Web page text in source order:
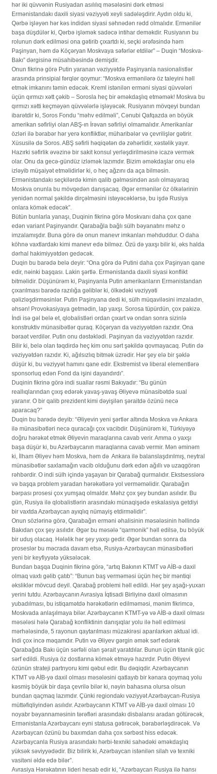
hər iki qüvvənin Rusiyadan asılılıq məsələsini dərk etməsi
Ermənistandakı daxili siyasi vəziyyəti xeyli sadələşdirir. Aydın oldu ki,
Qərbə işləyən hər kəs indidən siyasi səhnədən rədd olmalıdır. Ermənilər
başa düşdülər ki, Qərbə işləmək sadəcə intihar deməkdir. Rusiyanın bu
rolunun dərk edilməsi ona gətirib çıxartdı ki, seçki ərəfəsində həm
Paşinyan, həm də Köçəryan Moskvaya səfərlər etdilər” – Duqin “Moskva-
Bakı” dərgisinə müsahibəsində demişdir.
Onun fikrinə görə Putin yaranan vəziyyətdə Paşinyanla nasionalistlər
arasında prinsipial fərqlər qoymur: “Moskva ermənilərə öz taleyini həll
etmək imkanını təmin edəcək. Kreml istənilən erməni siyasi qüvvələri
üçün qırmızı xətt çəkib – Sorosla heç bir əməkdaşlıq etməmək! Moskva bu
qırmızı xətti keçməyən qüvvələrlə işləyəcək. Rusiyanın mövqeyi bundan
ibarətdir ki, Soros Fondu “məhv edilməli”, Cənubi Qafqazda ən böyük
amerikan səfirliyi olan ABŞ-ın İrəvan səfirliyi olmamalıdır. Amerikanlar
özləri ilə bərabər hər yerə konfliktlər, müharibələr və çevrilişlər gətirir.
Xüsusilə də Soros. ABŞ səfirli həqiqətən də zəhərlidir, xəstəlik yayır.
Hazırki səfirlik əvəzinə bir sakit konsul yerləşdirilməsinə icazə vermək
olar. Onu da gecə-gündüz izləmək lazımdır. Bizim əməkdaşlar onu elə
izləyib müşaiyət etməlidirlər ki, o heç ağzını da aça bilməsin.
Ermənistandakı seçkilərdə kimin qalib gəlməsindən asılı olmayaraq
Moskva onunla bu mövqedən danışacaq. Əgər ermənilər öz ölkələrinin
yenidən normal şəkildə dirçəlməsini istəyəcəklərsə, bu işdə Rusiya
onlara kömək edəcək”.
Bütün bunlarla yanaşı, Duqinin fikrinə görə Moskvanı daha çox qane
edən variant Paşinyandır. Qarabağla bağlı sülh bəyanatını məhz o
imzalamışdır. Buna görə də onun manevr imkanları məhduddur. O daha
köhnə vaxtlardakı kimi manevr edə bilməz. Özü də yaxşı bilir ki, əks halda
dərhal hakimiyyətdən gedəcək.
Duqin bu barədə belə deyir: “Ona görə də Putini daha çox Paşinyan qane
edir, nəinki başqası. Lakin şərtlə. Ermənistanda daxili siyasi konflikt
bitməlidir. Düşünürəm ki, Paşinyanla Putin amerikanların Ermənistandan
çıxarılması barədə razılığa gəliblər ki, ölkədəki vəziyyəti
qəlizləşdirməsinlər. Putin Paşinyana dedi ki, sülh müqaviləsini imzaladın,
əhsən! Provokasiyaya getmədin, lap yaxşı. Sorosa tüpürdün, çox pakizə.
İndi isə gəl belə et, qlobalistləri ordan çıxart və ondan sonra sizinlə
konstruktiv münasibətlər quraq. Köçəryan da vəziyyətdən razıdır. Ona
bəraət verdilər. Putin onu dəstəklədi. Paşinyan da vəziyyətdən razıdır.
Bilir ki, belə olan təqdirdə heç kim onu sərt şəkildə qovmayacaq. Putin də
vəziyyətdən razıdır. Ki, ağılsızlıq bitmək üzrədir. Hər şey elə bir şəklə
düşür ki, bu vəziyyət hamını qane edir. Ekstremist və liberal elementlərə
sponsorluq edən Fond da işini dayandırdı”.
Duqinin fikrinə görə indi suallar rəsmi Bakıyadır: “Bu günün
reallıqlarından çıxış edərək yavaş-yavaş Əliyevə münasibətdə sual
yaranır. O bir qalib prezident kimi dəyişilən şəraitdə özünü necə
aparacaq?”
Duqin bu barədə deyib: “Əliyevin yeni şərtlər altında Moskva və Ankara
ilə münasibətləri necə quracağı çox vacibdir. Düşünürəm ki, Türkiyəyə
doğru hərəkət etmək Əliyevin maraqlarına cavab verir. Amma o yaxşı
başa düşür ki, bu Azərbaycanın maraqlarına cavab vermir. Mən əminəm
ki, İlham Əliyev həm Moskva, həm də Ankara ilə balanslaşdırılmış, neytral
münasibətlər saxlamağın vacib olduğunu dərk edən ağıllı və uzaqgörən
rəhbərdir. O indi sülh içində yaşayan bir Qarabağ qurmalıdır. Ekstsesslərə
və başqa problem yaradan hərəkətlərə yol verməməlidir. Qarabağın
bərpası prosesi çox yumşaq olmaldır. Məhz çox şey bundan asılıdır. Bu
gün, Rusiya ilə qlobalistlərin arasındakı münaqişədə eskalasiya getdiyi
bir vaxtda Azərbaycan ayıqlıq nümayiş etdirməlidir”.
Onun sözlərinə görə, Qarabağın erməni əhalisinin məsələsinin həllində
Bakıdan çox şey asılıdır. Əgər bu məsələ “qarmonik” həll edilsə, bu böyük
bir uduş olacaq. Hələlik hər şey yaxşı gedir. Əgər bundan sonra da
proseslər bu məcrada davam etsə, Rusiya-Azərbaycan münasibətləri
yeni bir keyfiyyətə yüksələcək.
Bundan başqa Duqinin fikrinə görə, “artıq Bakının KTMT və AİB-ə daxil
olmaq vaxtı gəlib çatıb”: “Bunun baş verməməsi üçün heç bir məntiqi
əksliklər mövcud deyil. Qarabağ problemi həll edildi. Hər şey aşağı-yuxarı
yerini tutdu. Azərbaycanın Avrasiya İqtisadi Birliyinə daxil olmasının
yubadılması, bu istiqamətdə hərəkətlərin edilməməsi, mənim fikrimcə,
Moskvada anlaşılmaya bilər. Azərbaycanın KTMT-yə və AİB-ə daxil olması
məsələsi hələ Qarabağ konfliktinin danışıqlar yolu ilə həll edilməsi
mərhələsində, 5 rayonun qaytarılması müzakirəsi aparılarkən aktual idi.
İndi çox incə məqamdır. Putin və Əliyev gərgin əmək sərf edərək
Qarabağda Bakı üçün sərfəli olan şərait yaratdılar. Bunun üçün titanik güc
sərf edildi. Rusiya öz dostlarına kömək etməyə hazırdır. Putin Əliyevi
özünün strateji partnyoru kimi qəbul edir. Bu dəqiqdir. Azərbaycanın
KTMT və AİB-yə daxil olması məsələsini qatlayıb bir kənara qoymaq yolu
kəsmiş böyük bir daşa çevrilə bilər ki, nəyin bahasına olursa olsun
bundan qaçmaq lazımdır. Çünki regiondakı vəziyyət Azərbaycan-Rusiya
müttəfiqliyindən asılıdır. Azərbaycanın KTMT və AİB-yə daxil olması 10
noyabr bəyannaməsinin tərəfləri arasındakı disbalansı aradan götürəcək,
Ermənistanla Azərbaycanı eyni statusa gətirəcək, bərabərləşdirəcək. Və
Azərbaycan özünü bu baxımdan daha çox sərbəst hiss edəcək.
Azərbaycanla Rusiya arasındakı hərbi-texniki sahədəki əməkdaşlıq
yüksək səviyyədədir. Biz bilirik ki, Azərbaycan istənilən silah və texniki
vasitəni əldə edə bilər”.
Avrasiya Hərəkatının lideri hesab edir ki, “Azərbaycan Rusiya ilə hansı